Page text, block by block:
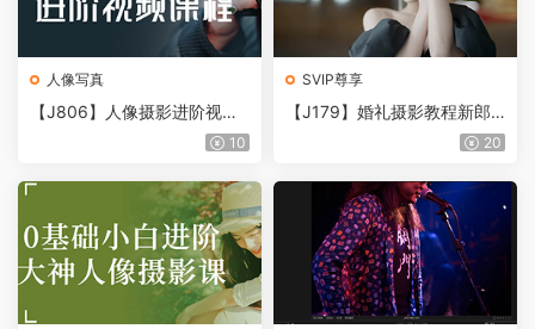
人像写真
【J806】人像摄影进阶视频
10
SVIP尊享
【J179】婚礼摄影教程新郎
新郎前期摆姿课6套合集
20